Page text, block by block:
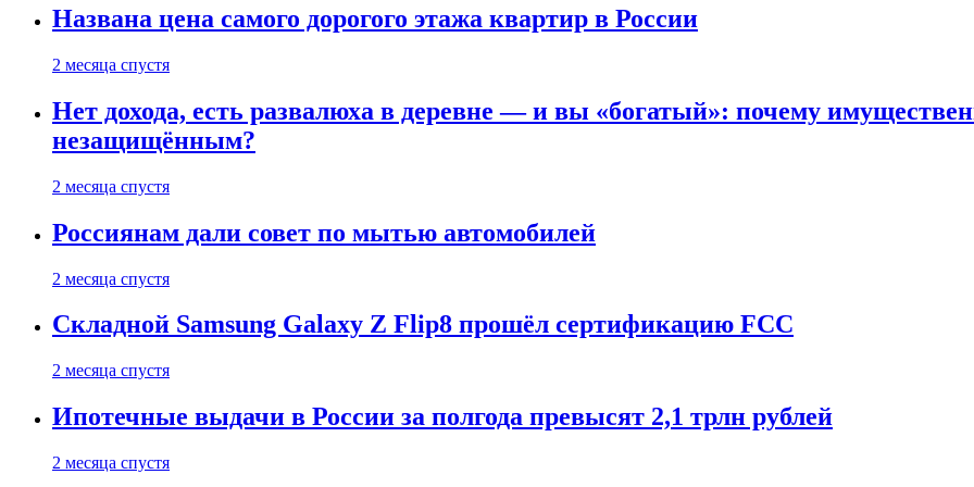
Названа цена самого дорогого этажа квартир в России
2 месяца спустя
Нет дохода, есть развалюха в деревне — и вы «богатый»: почему
незащищённым?
2 месяца спустя
Россиянам дали совет по мытью автомобилей
2 месяца спустя
Складной Samsung Galaxy Z Flip8 прошёл сертификацию FCC
2 месяца спустя
Ипотечные выдачи в России за полгода превысят 2,1 трлн рублей
2 месяца спустя